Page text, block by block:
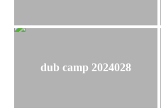
dub camp 2024028